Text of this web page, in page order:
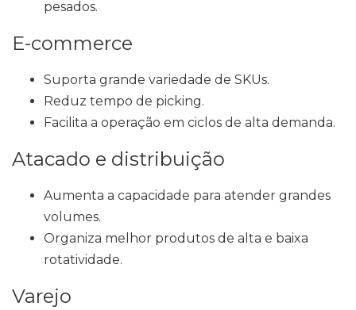
pesados.
E-commerce
Suporta grande variedade de SKUs.
Reduz tempo de picking.
Facilita a operação em ciclos de alta demanda.
Atacado e distribuição
Aumenta a capacidade para atender grandes
volumes.
Organiza melhor produtos de alta e baixa
rotatividade.
Varejo